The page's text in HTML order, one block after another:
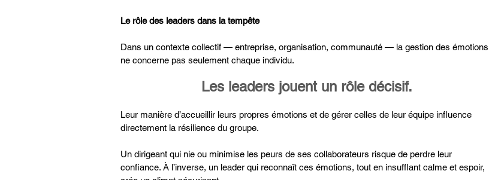
Le rôle des leaders dans la tempête
Dans un contexte collectif — entreprise, organisation, communauté — la gestion des émotions
ne concerne pas seulement chaque individu.
Les leaders jouent un rôle décisif.
Leur manière d’accueillir leurs propres émotions et de gérer celles de leur équipe influence
directement la résilience du groupe.
Un dirigeant qui nie ou minimise les peurs de ses collaborateurs risque de perdre leur
confiance. À l’inverse, un leader qui reconnaît ces émotions, tout en insufflant calme et espoir,